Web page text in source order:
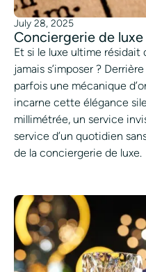
July 28, 2025
Conciergerie de
Et si le luxe ultime résidait
jamais s’imposer ?
parfois une mécanique
incarne cette élégance
millimétrée, un service
service d’un quotidien
de la conciergerie de luxe.